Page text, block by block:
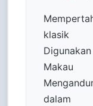
klasik
Makau
dalam